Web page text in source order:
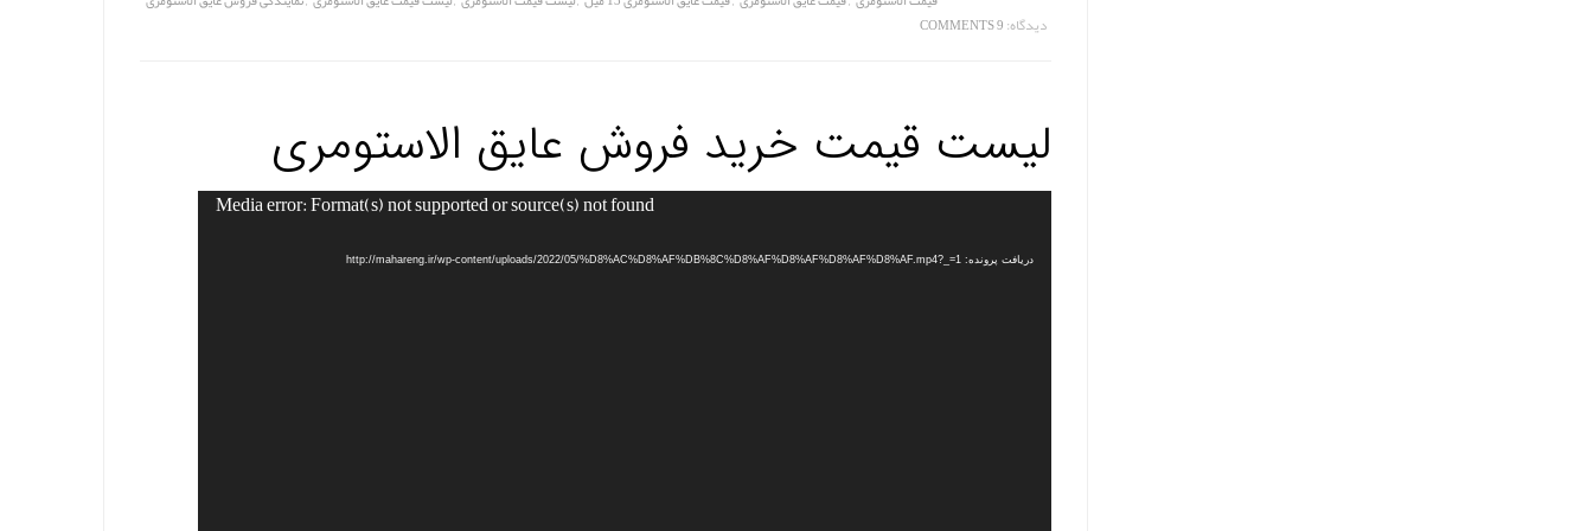
دیدگاه:9 COMMENTS
لیست قیمت خرید فروش عایق الاستومری
Media error: Format(s) not supported or source(s) not found
دریافت پرونده: http://mahareng.ir/wp-content/uploads/2022/05/%D8%AC%D8%AF%DB%8C%D8%AF%D8%AF%D8%AF%D8%AF.mp4?_=1